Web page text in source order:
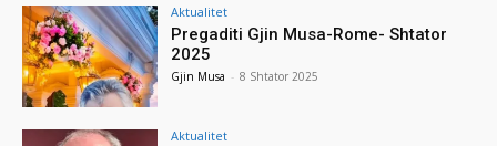
Aktualitet
Pregaditi Gjin Musa-Rome- Shtator
2025
Gjin Musa - 8 Shtator 2025
Aktualitet